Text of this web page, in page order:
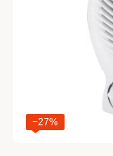
−27%